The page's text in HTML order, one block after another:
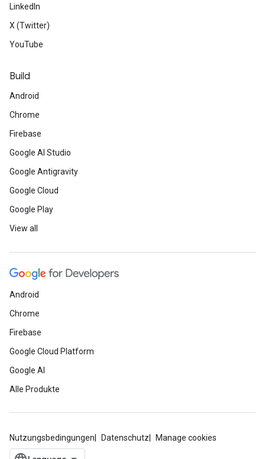
LinkedIn
X (Twitter)
YouTube
Build
Android
Chrome
Firebase
Google AI Studio
Google Antigravity
Google Cloud
Google Play
View all
Android
Chrome
Firebase
Google Cloud Platform
Google AI
Alle Produkte
Nutzungsbedingungen Datenschutz Manage cookies